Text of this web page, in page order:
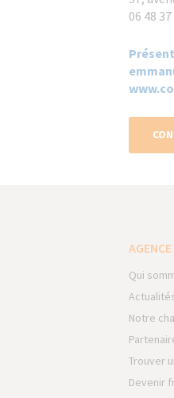
06 48
Qui
Notre
Trouver
Devenir